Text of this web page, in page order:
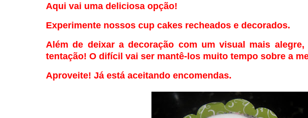
Aqui vai uma deliciosa opção!
Experimente nossos cup cakes recheados e decorados.
Além de deixar a decoração com um visual mais
tentação! O difícil vai ser mantê-los muito tempo sobre a
Aproveite! Já está aceitando encomendas.